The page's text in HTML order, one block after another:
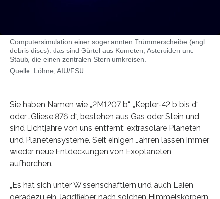
Computersimulation einer sogenannten Trümmerscheibe (engl.:
debris discs): das sind Gürtel aus Kometen, Asteroiden und
Staub, die einen zentralen Stern umkreisen.
Quelle: Löhne, AIU/FSU
Sie haben Namen wie „2M1207 b“, „Kepler-42 b bis d“
oder „Gliese 876 d“, bestehen aus Gas oder Stein und
sind Lichtjahre von uns entfernt: extrasolare Planeten
und Planetensysteme. Seit einigen Jahren lassen immer
wieder neue Entdeckungen von Exoplaneten
aufhorchen.
„Es hat sich unter Wissenschaftlern und auch Laien
geradezu ein Jagdfieber nach solchen Himmelskörpern